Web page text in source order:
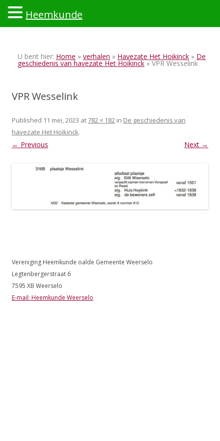
U bent hier: Home » verhalen » Havezate Het Hoikinck » De
geschiedenis van havezate Het Hoikinck» VPR Wesselink
VPR Wesselink
Published 11 mei, 2023 at 782 × 182 in De geschiedenis van
havezate Het Hoikinck.
← Previous Next →
Vereniging Heemkunde oalde Gemeente Weerselo
Legtenbergerstraat 6
7595 XB Weerselo
E-mail: Heemkunde Weerselo
Heemkunde